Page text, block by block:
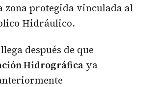
zona protegida vinculada al
Hidráulico.
después de que
Hidrográfica ya